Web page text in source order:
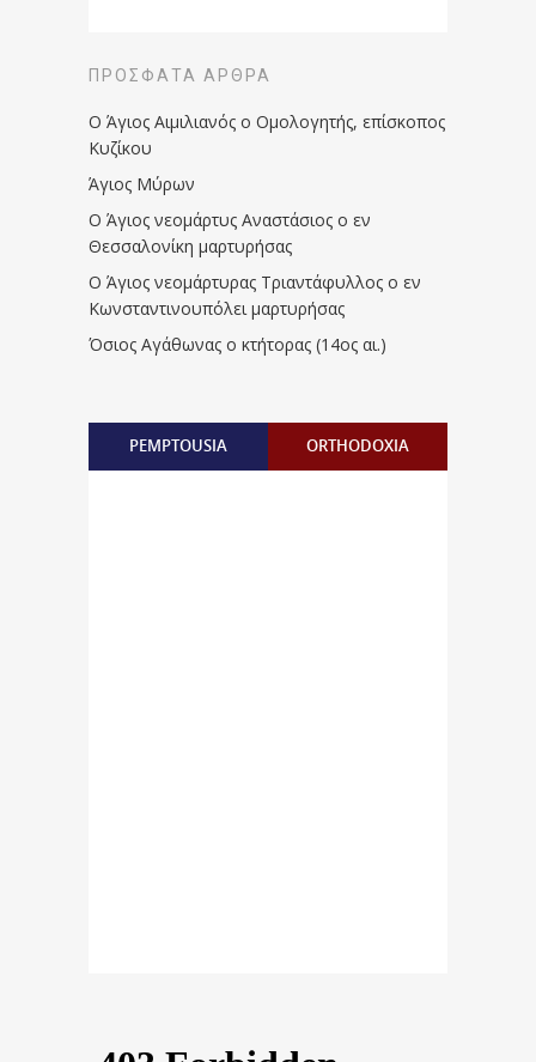
ΠΡΌΣΦΑΤΑ ΆΡΘΡΑ
Ο Άγιος Αιμιλιανός ο Ομολογητής, επίσκοπος
Κυζίκου
Άγιος Μύρων
Ο Άγιος νεομάρτυς Αναστάσιος ο εν
Θεσσαλονίκη μαρτυρήσας
Ο Άγιος νεομάρτυρας Τριαντάφυλλος ο εν
Κωνσταντινουπόλει μαρτυρήσας
Όσιος Αγάθωνας ο κτήτορας (14ος αι.)
PEMPTOUSIA ORTHODOXIA